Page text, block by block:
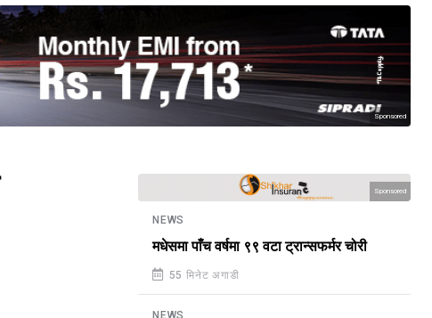
Sponsored
Sponsored
NEWS
मधेसमा पाँच वर्षमा ९९ वटा ट्रान्सफर्मर चोरी
55 मिनेट अगाडी
NEWS